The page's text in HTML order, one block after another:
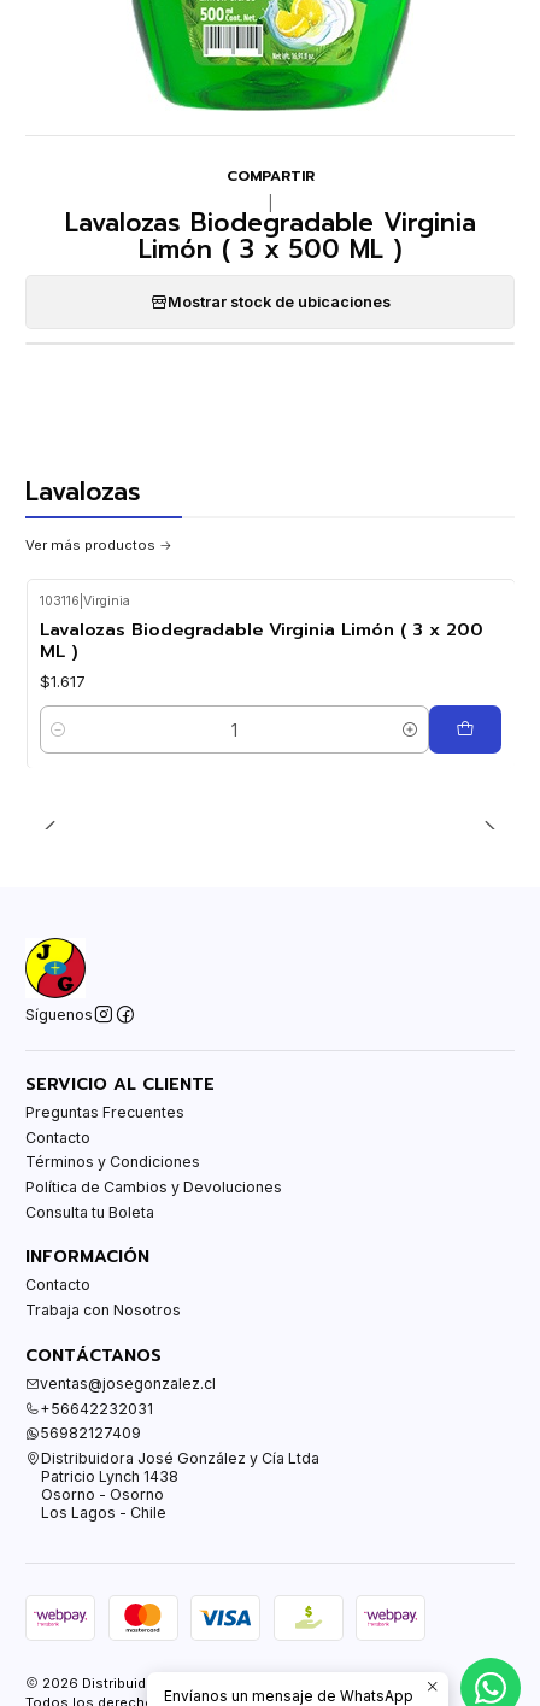
COMPARTIR
Lavalozas Biodegradable Virginia
Limón ( 3 x 500 ML )
Mostrar stock de ubicaciones
Lavalozas
Ver más productos
103116 Virginia
Lavalozas Biodegradable Virginia Limón ( 3 x 200
ML )
$1.617
Cantidad
Síguenos
SERVICIO AL CLIENTE
Preguntas Frecuentes
Contacto
Términos y Condiciones
Política de Cambios y Devoluciones
Consulta tu Boleta
INFORMACIÓN
Contacto
Trabaja con Nosotros
CONTÁCTANOS
ventas@josegonzalez.cl
+56642232031
56982127409
Distribuidora José González y Cía Ltda
Patricio Lynch 1438
Osorno - Osorno
Los Lagos - Chile
2026 Distribuidora José González y Cía Ltda.
Todos los derechos reservados.Envíanos un mensaje de WhatsApp